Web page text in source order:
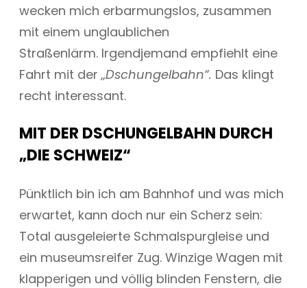
wecken mich erbarmungslos, zusammen
mit einem unglaublichen
Straßenlärm. Irgendjemand empfiehlt eine
Fahrt mit der„Dschungelbahn“. Das klingt
recht interessant.
MIT DER DSCHUNGELBAHN DURCH
„DIE SCHWEIZ“
Pünktlich bin ich am Bahnhof und was mich
erwartet, kann doch nur ein Scherz sein:
Total ausgeleierte Schmalspurgleise und
ein museumsreifer Zug. Winzige Wagen mit
klapperigen und völlig blinden Fenstern, die